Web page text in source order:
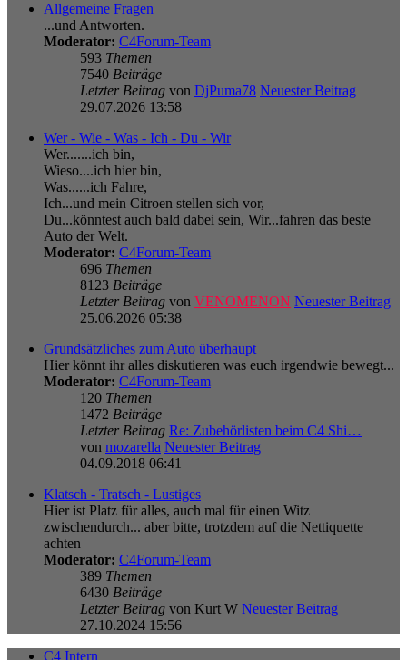
Allgemeine Fragen
...und Antworten.
Moderator: C4Forum-Team
593 Themen
7540 Beiträge
Letzter Beitrag von DjPuma78 Neuester Beitrag
29.07.2026 13:58
Wer - Wie - Was - Ich - Du - Wir
Wer.......ich bin,
Wieso....ich hier bin,
Was......ich Fahre,
Ich...und mein Citroen stellen sich vor,
Du...könntest auch bald dabei sein, Wir...fahren das beste
Auto der Welt.
Moderator: C4Forum-Team
696 Themen
8123 Beiträge
Letzter Beitrag von VENOMENON Neuester Beitrag
25.06.2026 05:38
Grundsätzliches zum Auto überhaupt
Hier könnt ihr alles diskutieren was euch irgendwie bewegt...
Moderator: C4Forum-Team
120 Themen
1472 Beiträge
Letzter Beitrag Re: Zubehörlisten beim C4 Shi…
von mozarella Neuester Beitrag
04.09.2018 06:41
Klatsch - Tratsch - Lustiges
Hier ist Platz für alles, auch mal für einen Witz
zwischendurch... aber bitte, trotzdem auf die Nettiquette
achten
Moderator: C4Forum-Team
389 Themen
6430 Beiträge
Letzter Beitrag von Kurt W Neuester Beitrag
27.10.2024 15:56
C4 Intern